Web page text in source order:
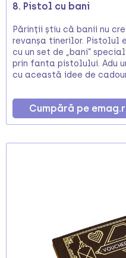
8. Pistol cu bani
Părinții știu că banii nu
revanșa tinerilor. Pistolul
cu un set de „bani”
prin fanta pistolului. Adu
cu această idee de
Cumpără pe